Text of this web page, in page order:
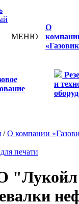
МЕНЮ
О
и
/О компании
печати
"Лукойл"